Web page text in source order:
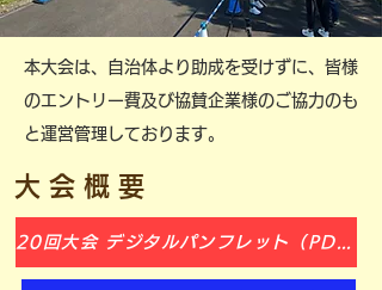
本大会は、自治体より助成を受けずに、皆様
のエントリー費及び協賛企業様のご協力のも
と運営管理しております。
大 会 概 要
20回大会 デジタルパンフレット（PDF)